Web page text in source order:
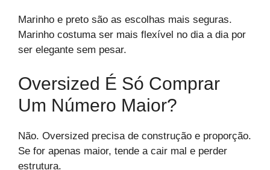
Marinho e preto são as escolhas mais seguras.
Marinho costuma ser mais flexível no dia a dia por
ser elegante sem pesar.
Oversized É Só Comprar
Um Número Maior?
Não. Oversized precisa de construção e proporção.
Se for apenas maior, tende a cair mal e perder
estrutura.